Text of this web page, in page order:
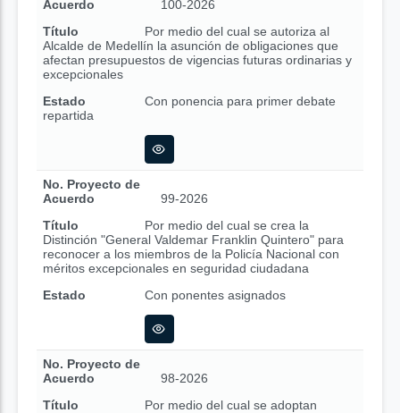
Acuerdo
100-2026
Título
Por medio del cual se autoriza al
Alcalde de Medellín la asunción de obligaciones que
afectan presupuestos de vigencias futuras ordinarias y
excepcionales
Estado
Con ponencia para primer debate
repartida
No. Proyecto de
Acuerdo
99-2026
Título
Por medio del cual se crea la
Distinción "General Valdemar Franklin Quintero" para
reconocer a los miembros de la Policía Nacional con
méritos excepcionales en seguridad ciudadana
Estado
Con ponentes asignados
No. Proyecto de
Acuerdo
98-2026
Título
Por medio del cual se adoptan